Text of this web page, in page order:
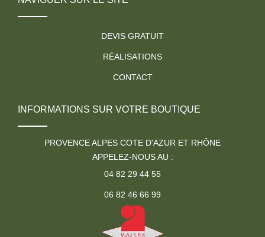
DEVIS GRATUIT
RÉALISATIONS
CONTACT
INFORMATIONS SUR VOTRE BOUTIQUE
PROVENCE ALPES COTE D'AZUR ET RHÔNE
APPELEZ-NOUS AU :
04 82 29 44 55
06 82 46 66 99